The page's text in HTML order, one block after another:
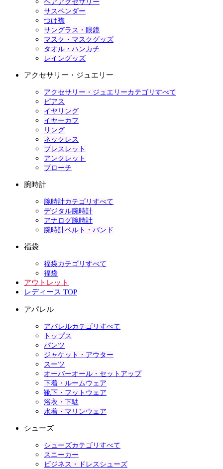
ヘアアクセサリー
サスペンダー
つけ襟
サングラス・眼鏡
マスク・マスクグッズ
タオル・ハンカチ
レイングッズ
アクセサリー・ジュエリー
アクセサリー・ジュエリーカテゴリすべて
ピアス
イヤリング
イヤーカフ
リング
ネックレス
ブレスレット
アンクレット
ブローチ
腕時計
腕時計カテゴリすべて
デジタル腕時計
アナログ腕時計
腕時計ベルト・バンド
福袋
福袋カテゴリすべて
福袋
アウトレット
レディース TOP
アパレル
アパレルカテゴリすべて
トップス
パンツ
ジャケット・アウター
スーツ
オーバーオール・セットアップ
下着・ルームウェア
靴下・フットウェア
浴衣・下駄
水着・マリンウェア
シューズ
シューズカテゴリすべて
スニーカー
ビジネス・ドレスシューズ